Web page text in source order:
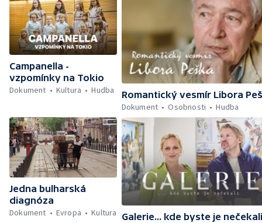
Campanella -
vzpomínky na Tokio
Dokument
Kultura Hudba
Romantický vesmír Libora
Dokument
Osobnosti Hudba
Jedna bulharská
diagnóza
Dokument
Evropa Kultura
Galerie... kde byste je nečekali